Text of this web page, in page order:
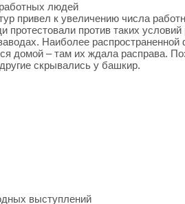
людей
привел к увеличению числа
протестовали против таких
Наиболее
домой – там их ждала расправа.
скрывались у башкир.
выступлений